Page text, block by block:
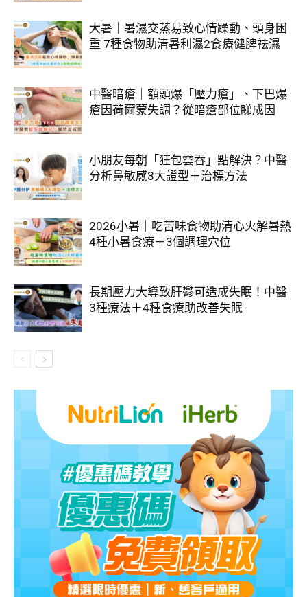
大暑｜暑濕交蒸易致心情躁動、頭身困
重 7種食物助清暑利濕2食療健脾祛濕
中醫暗瘡｜額頭爆「壓力瘡」、下巴爆
瘡因荷爾蒙失調？從暗瘡部位睇成因
小朋友每朝「狂包雲吞」點解決？中醫
分析鼻敏感3大證型＋治標方法
2026小暑｜吃苦味食物助清心火解暑熱
4種小暑食療＋3個調理穴位
長期壓力大導致肝鬱可造成失眠！中醫
3種療法＋4種食療助改善失眠